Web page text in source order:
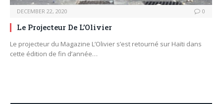
DECEMBER 22, 2020 0
Le Projecteur De L’Olivier
Le projecteur du Magazine L’Olivier s’est retourné sur Haïti dans
cette édition de fin d’année…